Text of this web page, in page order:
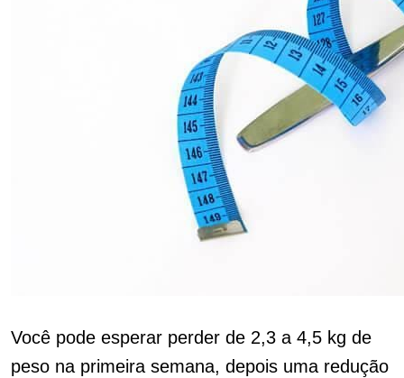
Você pode esperar perder de 2,3 a 4,5 kg de
peso na primeira semana, depois uma redução